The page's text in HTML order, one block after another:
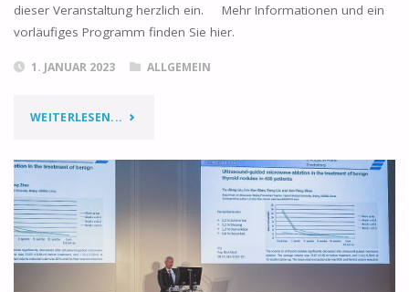
dieser Veranstaltung herzlich ein. Mehr Informationen und ein
vorläufiges Programm finden Sie hier.
1. JANUAR 2023 ALLGEMEIN
WEITERLESEN...